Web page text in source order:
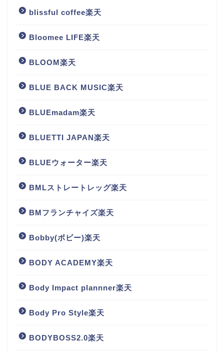
blissful coffee楽天
Bloomee LIFE楽天
BLOOM楽天
BLUE BACK MUSIC楽天
BLUEmadam楽天
BLUETTI JAPAN楽天
BLUEウォーター楽天
BMLストレートレッグ楽天
BMフランチャイズ楽天
Bobby(ボビー)楽天
BODY ACADEMY楽天
Body Impact plannner楽天
Body Pro Style楽天
BODYBOSS2.0楽天